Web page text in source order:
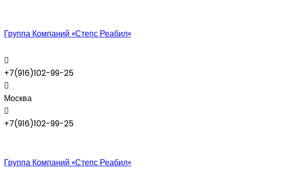
Группа Компаний «Степс Реабил»
+7(916)102-99-25
Москва
+7(916)102-99-25
Группа Компаний «Степс Реабил»